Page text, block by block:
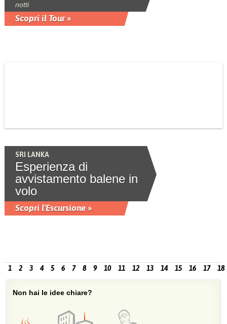
notti
Scopri il Tour »
SRI LANKA
Esperienza di
avvistamento balene in
volo
Scopri l'Escursione »
1 2 3 4 5 6 7 8 9 10 11 12 13 14 15 16 17 18
Non hai le idee chiare?